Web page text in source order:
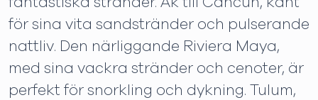
för sina vita sandstränder och pulserande
nattliv. Den närliggande Riviera Maya,
med sina vackra stränder och cenoter, är
perfekt för snorkling och dykning. Tulum,